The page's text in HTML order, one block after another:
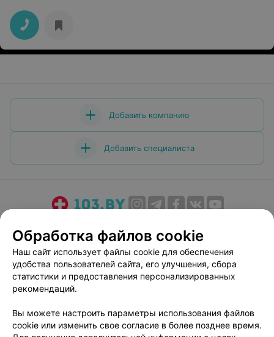
Добавить компанию
Добавить специалиста
Медицинский маркетинг
Публичный договор
Пользовательское соглашение
Способы оплаты
Вакансии
Партнеры
Написать руководителю 103.by
Персональные настройки cookie
Обработка файлов cookie
Наш сайт использует файлы cookie для обеспечения
удобства пользователей сайта, его улучшения, сбора
статистики и предоставления персонализированных
рекомендаций.
Вы можете настроить параметры использования файлов
cookie или изменить свое согласие в более позднее время.